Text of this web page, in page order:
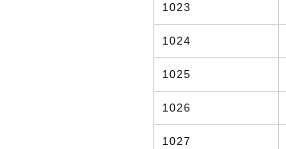
1023
1024
1025
1026
1027